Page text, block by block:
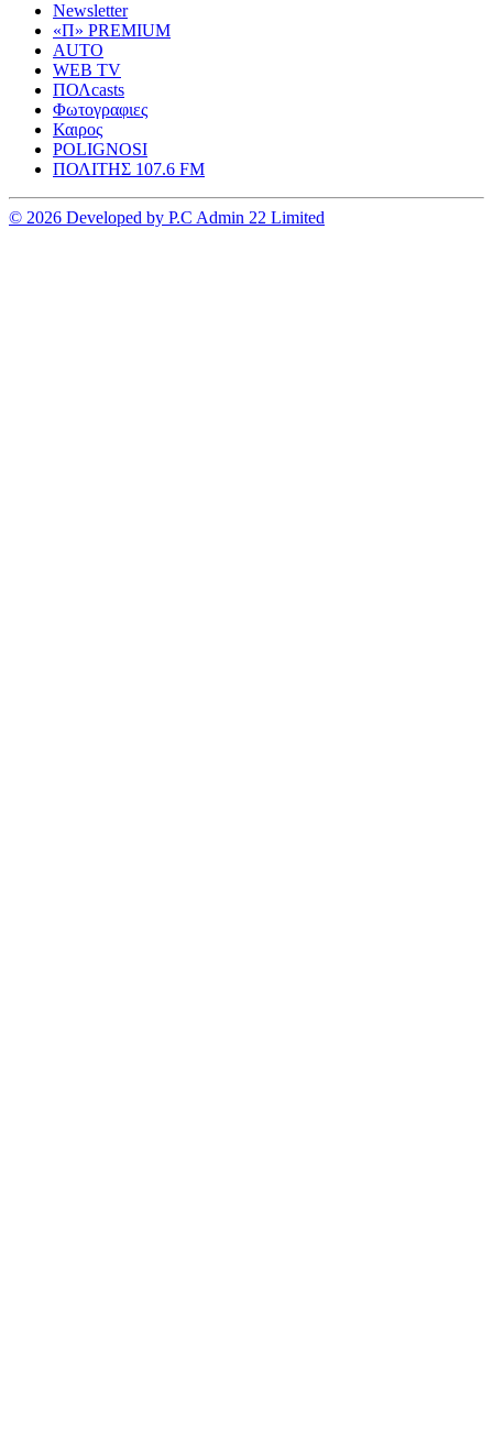
Newsletter
«Π» PREMIUM
AUTO
WEB TV
ΠΟΛcasts
Φωτογραφιες
Καιρος
POLIGNOSI
ΠΟΛΙΤΗΣ 107.6 FM
© 2026 Developed by P.C Admin 22 Limited